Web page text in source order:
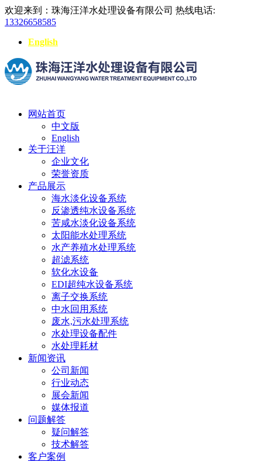
欢迎来到：珠海汪洋水处理设备有限公司 热线电话:
13326658585
English
网站首页
中文版
English
关于汪洋
企业文化
荣誉资质
产品展示
海水淡化设备系统
反渗透纯水设备系统
苦咸水淡化设备系统
太阳能水处理系统
水产养殖水处理系统
超滤系统
软化水设备
EDI超纯水设备系统
离子交换系统
中水回用系统
废水,污水处理系统
水处理设备配件
水处理耗材
新闻资讯
公司新闻
行业动态
展会新闻
媒体报道
问题解答
疑问解答
技术解答
客户案例